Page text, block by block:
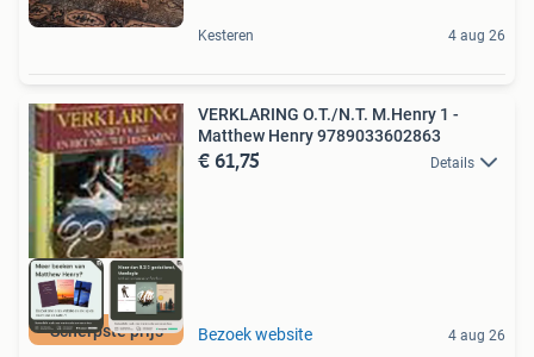
Kesteren 4 aug 26
Scherpste prijs
VERKLARING O.T./N.T. M.Henry 1 -
Matthew Henry 9789033602863
€ 61,75 Details
Bezoek website 4 aug 26